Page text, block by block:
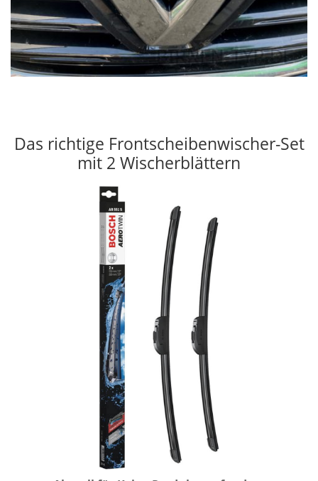
Das richtige Frontscheibenwischer-Set
mit 2 Wischerblättern